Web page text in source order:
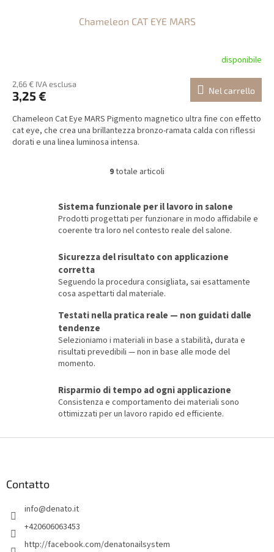
Chameleon CAT EYE MARS
disponibile
2,66 € IVA esclusa
3,25 € Nel carrello
Chameleon Cat Eye MARS Pigmento magnetico ultra fine con effetto
cat eye, che crea una brillantezza bronzo-ramata calda con riflessi
dorati e una linea luminosa intensa.
C
t
r
o
l
d
e
l
e
l
c
o
9totale articoli
Sistema funzionale per il lavoro in salone
Prodotti progettati per funzionare in modo affidabile e
coerente tra loro nel contesto reale del salone.
Sicurezza del risultato con applicazione
corretta
Seguendo la procedura consigliata, sai esattamente
cosa aspettarti dal materiale.
Testati nella pratica reale — non guidati dalle
tendenze
Selezioniamo i materiali in base a stabilità, durata e
risultati prevedibili — non in base alle mode del
momento.
Risparmio di tempo ad ogni applicazione
Consistenza e comportamento dei materiali sono
ottimizzati per un lavoro rapido ed efficiente.
Contatto
info@denato.it
+420606063453
http://facebook.com/denatonailsystem